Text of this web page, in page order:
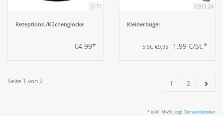
5171
Rezeptions-/Küchenglocke
€4,99*
0203.24
Kleiderbügel
5 St. €9,95 1,99 €/St.*
Seite 1 von 2 1 2
* exkl. MwSt. zzgl.Versandkosten